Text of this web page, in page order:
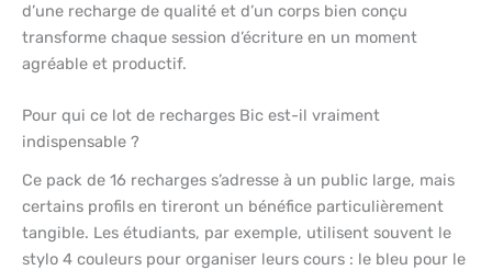
d’une recharge de qualité et d’un corps bien conçu
transforme chaque session d’écriture en un moment
agréable et productif.
Pour qui ce lot de recharges Bic est-il vraiment
indispensable ?
Ce pack de 16 recharges s’adresse à un public large, mais
certains profils en tireront un bénéfice particulièrement
tangible. Les étudiants, par exemple, utilisent souvent le
stylo 4 couleurs pour organiser leurs cours : le bleu pour le